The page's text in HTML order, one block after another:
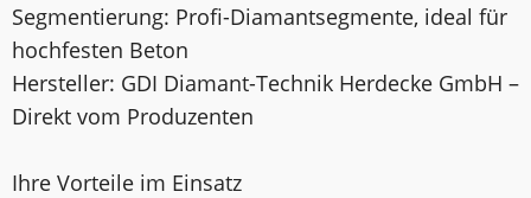
Segmentierung: Profi-Diamantsegmente, ideal für
hochfesten Beton
Hersteller: GDI Diamant-Technik Herdecke GmbH –
Direkt vom Produzenten
Ihre Vorteile im Einsatz